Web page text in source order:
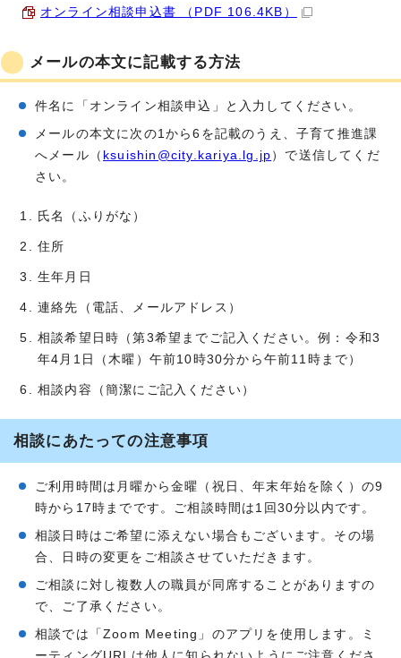
オンライン相談申込書 （PDF 106.4KB）
メールの本文に記載する方法
件名に「オンライン相談申込」と入力してください。
メールの本文に次の1から6を記載のうえ、子育て推進課
へメール（ ksuishin@city.kariya.lg.jp ）で送信してくだ
さい。
氏名（ふりがな）
住所
生年月日
連絡先（電話、メールアドレス）
相談希望日時（第3希望までご記入ください。例：令和3
年4月1日（木曜）午前10時30分から午前11時まで）
相談内容（簡潔にご記入ください）
相談にあたっての注意事項
ご利用時間は月曜から金曜（祝日、年末年始を除く）の9
時から17時までです。ご相談時間は1回30分以内です。
相談日時はご希望に添えない場合もございます。その場
合、日時の変更をご相談させていただきます。
ご相談に対し複数人の職員が同席することがありますの
で、ご了承ください。
相談では「Zoom Meeting」のアプリを使用します。ミ